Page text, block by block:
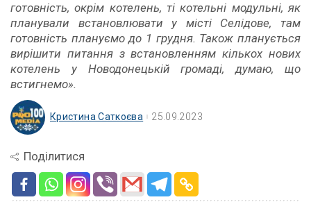
готовність, окрім котелень, ті котельні модульні, як
планували встановлювати у місті Селідове, там
готовність плануємо до 1 грудня. Також планується
вирішити питання з встановленням кількох нових
котелень у Новодонецькій громаді, думаю, що
встигнемо».
Кристина Саткоєва 25.09.2023
Поділитися